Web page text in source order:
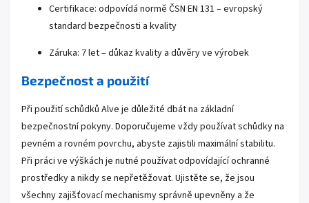
Certifikace: odpovídá normě ČSN EN 131 – evropský
standard bezpečnosti a kvality
Záruka: 7 let – důkaz kvality a důvěry ve výrobek
Bezpečnost a použití
Při použití schůdků Alve je důležité dbát na základní
bezpečnostní pokyny. Doporučujeme vždy používat schůdky na
pevném a rovném povrchu, abyste zajistili maximální stabilitu.
Při práci ve výškách je nutné používat odpovídající ochranné
prostředky a nikdy se nepřetěžovat. Ujistěte se, že jsou
všechny zajišťovací mechanismy správně upevněny a že